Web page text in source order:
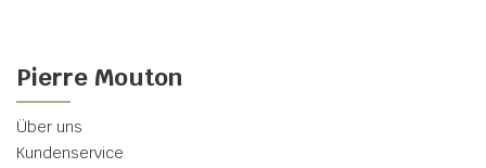
Pierre Mouton
Über uns
Kundenservice